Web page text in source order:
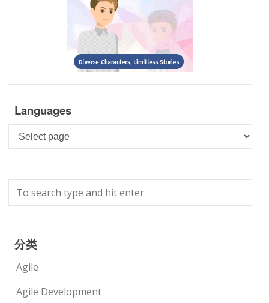
Languages
Languages
分类
Agile
Agile Development